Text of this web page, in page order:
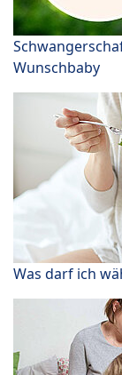
Wunschbaby
Was darf ich